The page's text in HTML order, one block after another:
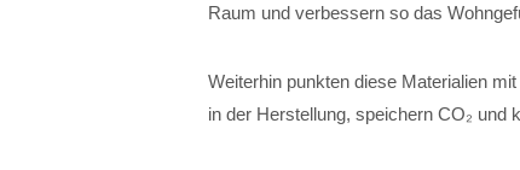
Raum und verbessern so das
Weiterhin punkten diese Materialien
in der Herstellung, speichern CO₂